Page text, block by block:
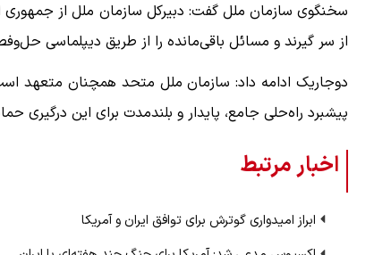
سخنگوی سازمان ملل گفت: دبیرکل سازمان ملل از جمهوری
از سر گیرند و مسائل باقی‌مانده را از طریق دیپلماسی
دوجاریک ادامه داد: سازمان ملل متحد همچنان متعهد
پیشبرد راه‌حلی جامع، پایدار و بلندمدت برای این درگیری
اخبار مرتبط
ابراز امیدواری گوترش برای توافق ایران و آمریکا